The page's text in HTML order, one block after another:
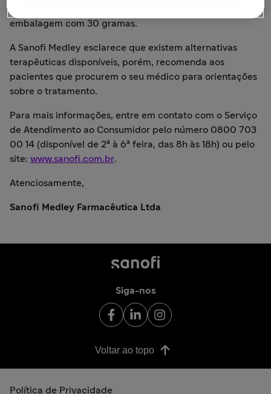
embalagem com 30 gramas.
A Sanofi Medley esclarece que existem alternativas
terapêuticas disponíveis, porém, recomenda aos
pacientes que procurem o seu médico para orientações
sobre o tratamento.
Para mais informações, entre em contato com o Serviço
de Atendimento ao Consumidor pelo número 0800 703
00 14 (disponível de 2ª à 6ª feira, das 8h às 18h) ou pelo
site: www.sanofi.com.br.
Atenciosamente,
Sanofi Medley Farmacêutica Ltda
Siga-nos
Voltar ao topo
Política de Privacidade